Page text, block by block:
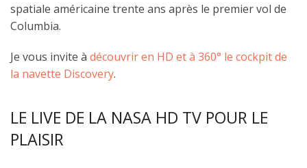
spatiale américaine trente ans après le premier vol de
Columbia.
Je vous invite à découvrir en HD et à 360° le cockpit de
la navette Discovery.
LE LIVE DE LA NASA HD TV POUR LE
PLAISIR